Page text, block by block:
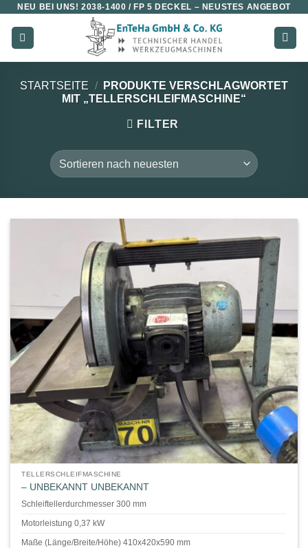
Zum
Inhalt
springen
NEU BEI UNS!2038-1400 / FP 5 DECKEL – NEUSTES ANGEBOT
STARTSEITE /
PRODUKTE VERSCHLAGWORTET
MIT „TELLERSCHLEIFMASCHINE“
FILTER
TELLERSCHLEIFMASCHINE
– UNBEKANNT UNBEKANNT
Schleiftellerdurchmesser 300 mm
Motorleistung 0,37 kW
Maße (Länge/Breite/Höhe) 410x420x590 mm